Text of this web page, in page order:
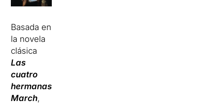
Basada en
la novela
clásica
Las
cuatro
hermanas
March,